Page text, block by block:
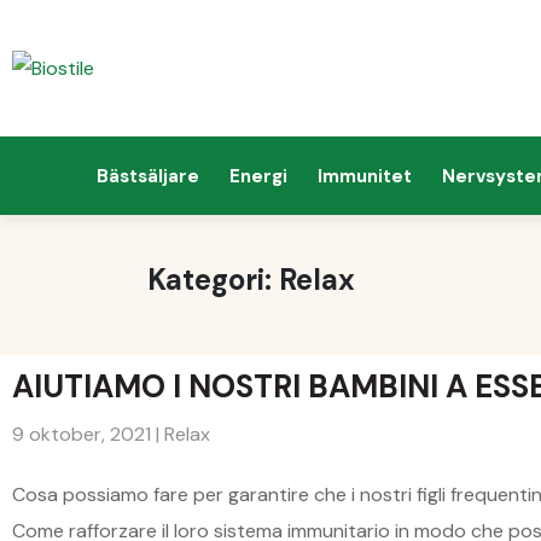
Bästsäljare Energi Immunitet
Kategori: Relax
AIUTIAMO I NOSTRI BAMBINI A
9 oktober, 2021 | Relax
Cosa possiamo fare per garantire che i nostri figli
Come rafforzare il loro sistema immunitario in modo che